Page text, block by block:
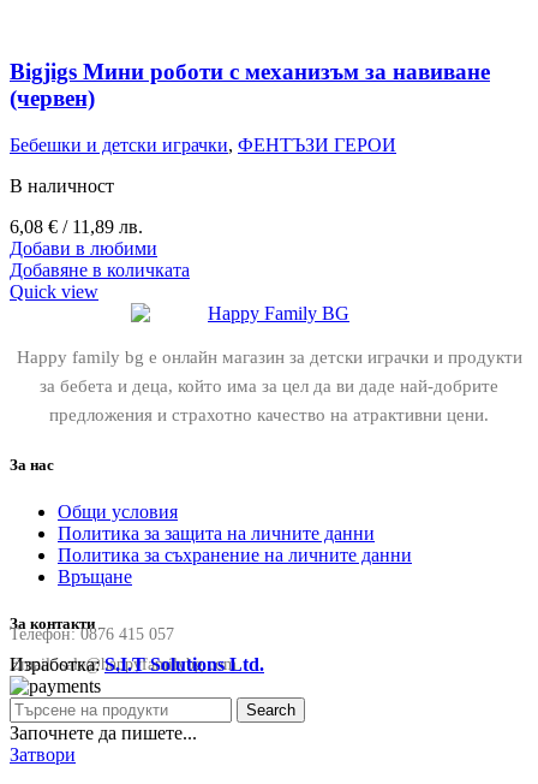
Bigjigs Мини роботи с механизъм за навиване
(червен)
Бебешки и детски играчки, ФЕНТЪЗИ ГЕРОИ
В наличност
6,08 € / 11,89 лв.
Добави в любими
Добавяне в количката
Quick view
Happy family bg е онлайн магазин за детски играчки и продукти
за бебета и деца, който има за цел да ви даде най-добрите
предложения и страхотно качество на атрактивни цени.
За нас
Общи условия
Политика за защита на личните данни
Политика за съхранение на личните данни
Връщане
За контакти
Телефон:0876 415 057
Email:sale@happyfamilybg.com
Изработка:S.I.T Solutions Ltd.
Search
Започнете да пишете...
Затвори